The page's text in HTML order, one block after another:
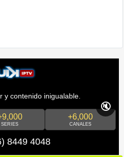
y contenido inigualable.
SERIES
+6,000
CANALES
8449 4048
🔇